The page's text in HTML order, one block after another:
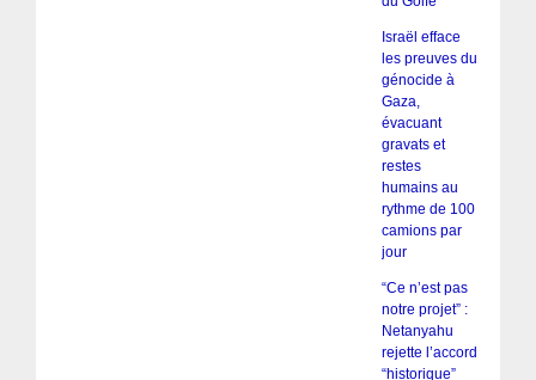
Israël efface
les preuves du
génocide à
Gaza,
évacuant
gravats et
restes
humains au
rythme de 100
camions par
jour
“Ce n’est pas
notre projet” :
Netanyahu
rejette l’accord
“historique”